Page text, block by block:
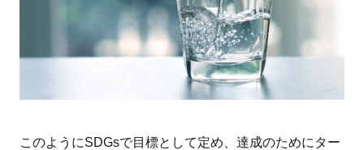
のた
のた
私た
このようにSDGsで目標として定め、達成のためにター